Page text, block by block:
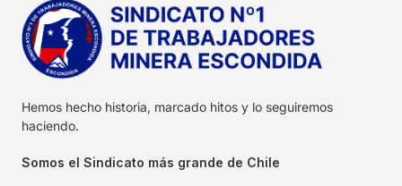
Hemos hecho historia, marcado hitos y lo seguiremos
haciendo.
Somos el Sindicato más grande de Chile